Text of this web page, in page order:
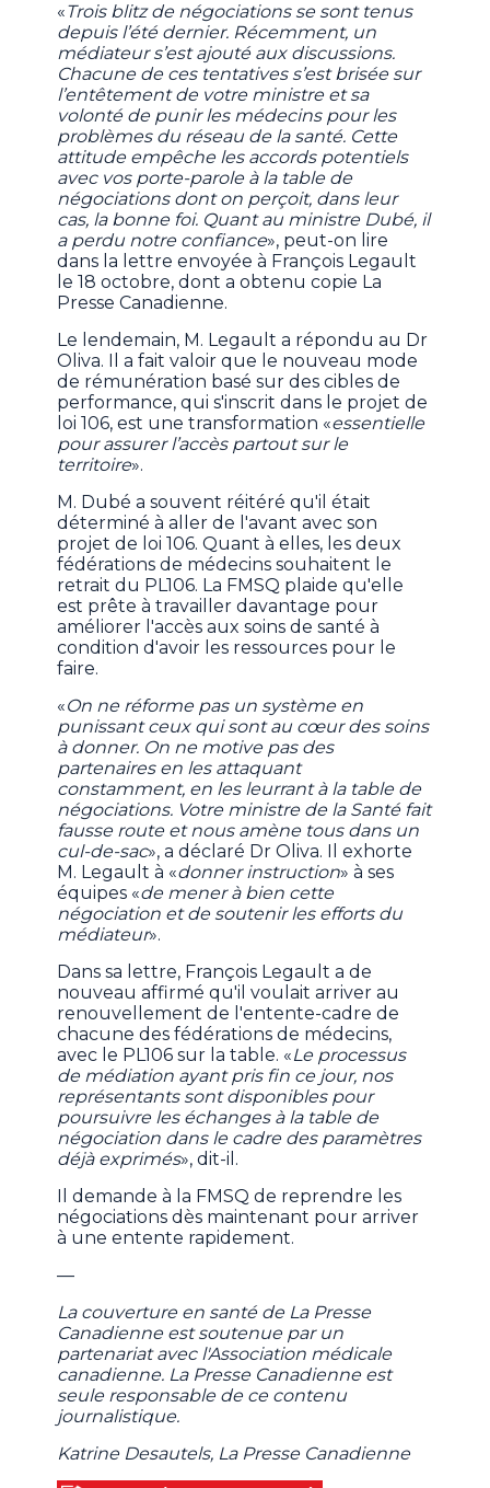
«Trois blitz de négociations se sont tenus
depuis l’été dernier. Récemment, un
médiateur s’est ajouté aux discussions.
Chacune de ces tentatives s’est brisée sur
l’entêtement de votre ministre et sa
volonté de punir les médecins pour les
problèmes du réseau de la santé. Cette
attitude empêche les accords potentiels
avec vos porte-parole à la table de
négociations dont on perçoit, dans leur
cas, la bonne foi. Quant au ministre Dubé, il
a perdu notre confiance», peut-on lire
dans la lettre envoyée à François Legault
le 18 octobre, dont a obtenu copie La
Presse Canadienne.
Le lendemain, M. Legault a répondu au Dr
Oliva. Il a fait valoir que le nouveau mode
de rémunération basé sur des cibles de
performance, qui s'inscrit dans le projet de
loi 106, est une transformation «essentielle
pour assurer l’accès partout sur le
territoire».
M. Dubé a souvent réitéré qu'il était
déterminé à aller de l'avant avec son
projet de loi 106. Quant à elles, les deux
fédérations de médecins souhaitent le
retrait du PL106. La FMSQ plaide qu'elle
est prête à travailler davantage pour
améliorer l'accès aux soins de santé à
condition d'avoir les ressources pour le
faire.
«On ne réforme pas un système en
punissant ceux qui sont au cœur des soins
à donner. On ne motive pas des
partenaires en les attaquant
constamment, en les leurrant à la table de
négociations. Votre ministre de la Santé fait
fausse route et nous amène tous dans un
cul-de-sac», a déclaré Dr Oliva. Il exhorte
M. Legault à «donner instruction» à ses
équipes «de mener à bien cette
négociation et de soutenir les efforts du
médiateur».
Dans sa lettre, François Legault a de
nouveau affirmé qu'il voulait arriver au
renouvellement de l'entente-cadre de
chacune des fédérations de médecins,
avec le PL106 sur la table. «Le processus
de médiation ayant pris fin ce jour, nos
représentants sont disponibles pour
poursuivre les échanges à la table de
négociation dans le cadre des paramètres
déjà exprimés», dit-il.
Il demande à la FMSQ de reprendre les
négociations dès maintenant pour arriver
à une entente rapidement.
—
La couverture en santé de La Presse
Canadienne est soutenue par un
partenariat avec l'Association médicale
canadienne. La Presse Canadienne est
seule responsable de ce contenu
journalistique.
Katrine Desautels, La Presse Canadienne